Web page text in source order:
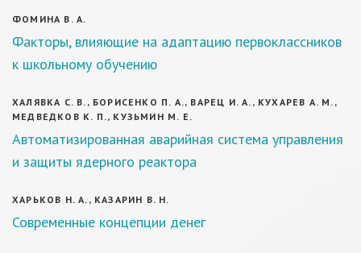
ФОМИНА В. А.
Факторы, влияющие на адаптацию первоклассников
к школьному обучению
ХАЛЯВКА С. В., БОРИСЕНКО П. А., ВАРЕЦ И. А., КУХАРЕВ А. М.,
МЕДВЕДКОВ К. П., КУЗЬМИН М. Е.
Автоматизированная аварийная система управления
и защиты ядерного реактора
ХАРЬКОВ Н. А., КАЗАРИН В. Н.
Современные концепции денег